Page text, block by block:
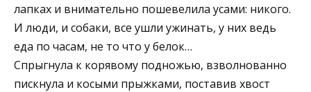
лапках и внимательно пошевелила усами: никого.
И люди, и собаки, все ушли ужинать, у них ведь
еда по часам, не то что у белок…
Спрыгнула к корявому подножью, взволнованно
пискнула и косыми прыжками, поставив хвост